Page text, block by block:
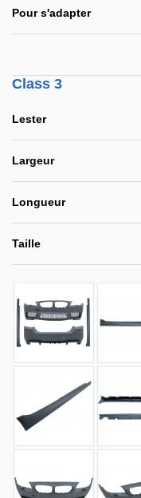
Pour s'adapter
Class 3
Lester
Largeur
Longueur
Taille